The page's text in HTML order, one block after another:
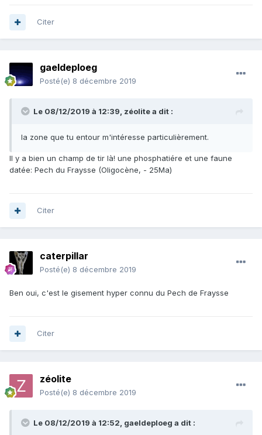
Citer
gaeldeploeg
Posté(e) 8 décembre 2019
Le 08/12/2019 à 12:39, zéolitea dit :
la zone que tu entour m'intéresse particulièrement.
Il y a bien un champ de tir là! une phosphatiére et une faune
datée: Pech du Fraysse (Oligocène, - 25Ma)
Citer
caterpillar
Posté(e) 8 décembre 2019
Ben oui, c'est le gisement hyper connu du Pech de Fraysse
Citer
zéolite
Posté(e) 8 décembre 2019
Le 08/12/2019 à 12:52, gaeldeploeg a dit :